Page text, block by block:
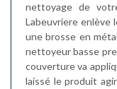
nettoyage de
Labeuvriere enlève
une brosse en
nettoyeur basse
couverture va
laissé le produit